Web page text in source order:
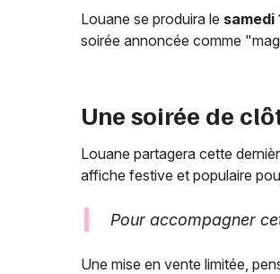
Louane se produira le samedi
soirée annoncée comme
Une soirée de
Louane partagera cette
affiche festive et populaire
Pour accompagner
Une mise en vente limitée,